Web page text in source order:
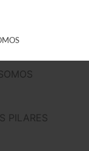
PILARES